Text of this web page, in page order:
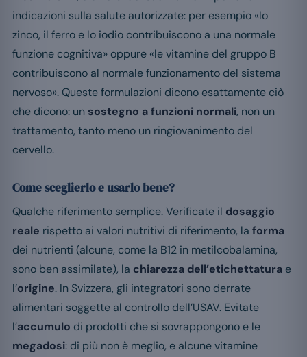
indicazioni sulla salute autorizzate: per esempio «lo
zinco, il ferro e lo iodio contribuiscono a una normale
funzione cognitiva» oppure «le vitamine del gruppo B
contribuiscono al normale funzionamento del sistema
nervoso». Queste formulazioni dicono esattamente ciò
che dicono: un sostegno a funzioni normali, non un
trattamento, tanto meno un ringiovanimento del
cervello.
Come sceglierlo e usarlo bene?
Qualche riferimento semplice. Verificate il dosaggio
reale rispetto ai valori nutritivi di riferimento, la forma
dei nutrienti (alcune, come la B12 in metilcobalamina,
sono ben assimilate), la chiarezza dell’etichettatura e
l’origine. In Svizzera, gli integratori sono derrate
alimentari soggette al controllo dell’USAV. Evitate
l’accumulo di prodotti che si sovrappongono e le
megadosi: di più non è meglio, e alcune vitamine